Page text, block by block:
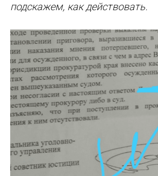
подскажем, как действовать.